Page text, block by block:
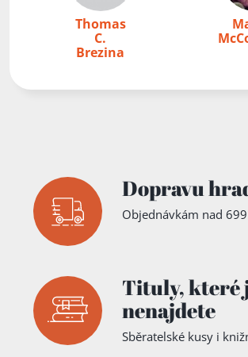
Thomas
C.
Brezina
Dopravu
Objednávkám nad
Tituly,které
nenajdete
Sběratelské kusy i